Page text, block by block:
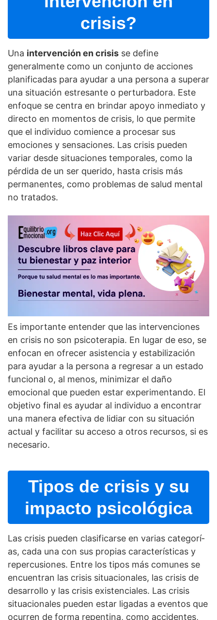
crisis?
Una intervención en crisis se define
generalmente como un conjunto de acciones
planificadas para ayudar a una persona a superar
una situación estresante o perturbadora. Este
enfoque se centra en brindar apoyo inmediato y
directo en momentos de crisis, lo que permite
que el individuo comience a procesar sus
emociones y sensaciones. Las crisis pueden
variar desde situaciones temporales, como la
pérdida de un ser querido, hasta crisis más
permanentes, como problemas de salud mental
no tratados.
Es importante entender que las intervenciones
en crisis no son psicoterapia. En lugar de eso, se
enfocan en ofrecer asistencia y estabilización
para ayudar a la persona a regresar a un estado
funcional o, al menos, minimizar el daño
emocional que pueden estar experimentando. El
objetivo final es ayudar al individuo a encontrar
una manera efectiva de lidiar con su situación
actual y facilitar su acceso a otros recursos, si es
necesario.
Tipos de crisis y su
impacto psicológica
Las crisis pueden clasificarse en varias categorí­
as, cada una con sus propias caracterí­sticas y
repercusiones. Entre los tipos más comunes se
encuentran las crisis situacionales, las crisis de
desarrollo y las crisis existenciales. Las crisis
situacionales pueden estar ligadas a eventos que
ocurren de forma repentina, como accidentes,